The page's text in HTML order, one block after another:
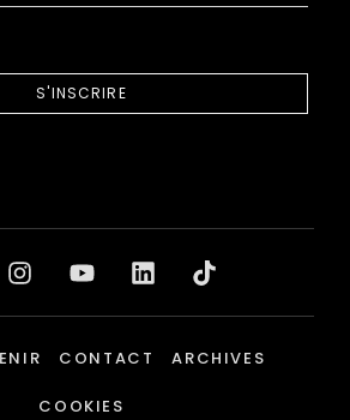
S'INSCRIRE
CONTACT ARCHIVES
COOKIES